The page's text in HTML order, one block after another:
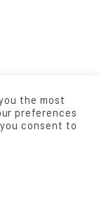
the most
preferences
consent to